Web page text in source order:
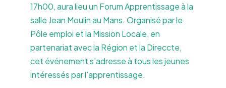
17h00, aura lieu un Forum Apprentissage à la
salle Jean Moulin au Mans. Organisé par le
Pôle emploi et la Mission Locale, en
partenariat avec la Région et la Direccte,
cet événement s’adresse à tous les jeunes
intéressés par l’apprentissage.